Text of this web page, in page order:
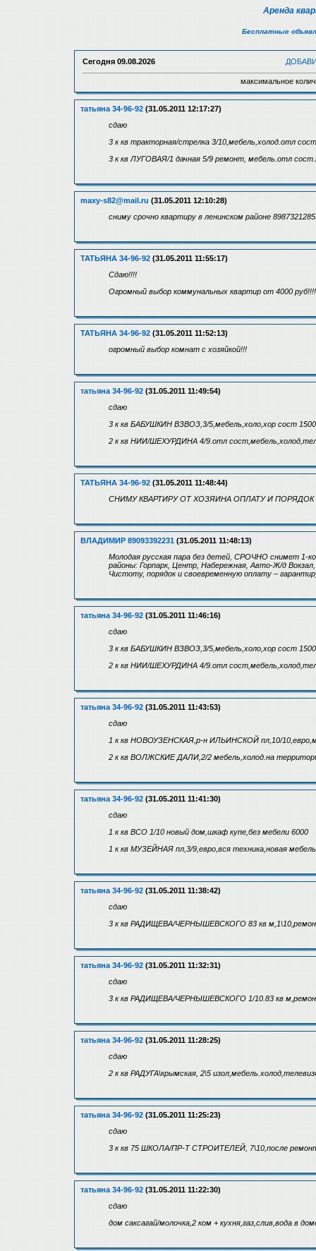
Аренда
Бесплатные
Сегодня 09.08.2026
максимальное
татьяна 34-96-92 (31.05.2011 12:17:27)
сдаю
3 к кв тракторная/стрелка 3/10,мебель,холод.отл
3 к кв ЛУГОВАЯ/1 дачная 5/9 ремонт, мебель.отл
maxy-s82@mail.ru (31.05.2011 12:10:28)
сниму срочно квартиру в ленинском районе
ТАТЬЯНА 34-96-92 (31.05.2011 11:55:17)
Сдаю!!!!
Огромный выбор коммунальных квартир от 4000 руб!!!!
ТАТЬЯНА 34-96-92 (31.05.2011 11:52:13)
огромный выбор комнат с хозяйкой!!!
татьяна 34-96-92 (31.05.2011 11:49:54)
сдаю
3 к кв БАБУШКИН ВЗВОЗ,3/5,мебель,холо,хор сост
2 к кв НИИ/ШЕХУРДИНА 4/9.отл
ТАТЬЯНА 34-96-92 (31.05.2011 11:48:44)
СНИМУ КВАРТИРУ ОТ ХОЗЯИНА ОПЛАТУ И ПОРЯДОК
ВЛАДИМИР 89093392231 (31.05.2011 11:48:13)
Молодая русская пара без детей, СРОЧНО снимет 1-
районы: Горпарк, Центр, Набережная, Авто-Ж/д
Чистоту, порядок и своевременную оплату –
татьяна 34-96-92 (31.05.2011 11:46:16)
сдаю
3 к кв БАБУШКИН ВЗВОЗ,3/5,мебель,холо,хор сост
2 к кв НИИ/ШЕХУРДИНА 4/9.отл
татьяна 34-96-92 (31.05.2011 11:43:53)
сдаю
1 к кв НОВОУЗЕНСКАЯ,р-н ИЛЬИНСКОЙ пл,10/
2 к кв ВОЛЖСКИЕ ДАЛИ,2/2 мебель,холод.на
татьяна 34-96-92 (31.05.2011 11:41:30)
сдаю
1 к кв ВСО 1/10 новый дом,шкаф купе,без мебели 6000
1 к кв МУЗЕЙНАЯ пл,3/9,евро,вся техника,новая
татьяна 34-96-92 (31.05.2011 11:38:42)
сдаю
3 к кв РАДИЩЕВА/ЧЕРНЫШЕВСКОГО 83 кв
татьяна 34-96-92 (31.05.2011 11:32:31)
сдаю
3 к кв РАДИЩЕВА/ЧЕРНЫШЕВСКОГО 1/10.83 кв
татьяна 34-96-92 (31.05.2011 11:28:25)
сдаю
2 к кв РАДУГА\крымская, 2\5
татьяна 34-96-92 (31.05.2011 11:25:23)
сдаю
3 к кв 75 ШКОЛА/ПР-Т СТРОИТЕЛЕЙ, 7\10,после
татьяна 34-96-92 (31.05.2011 11:22:30)
сдаю
дом саксагай/молочка,2 ком + кухня,газ,слив,вода в